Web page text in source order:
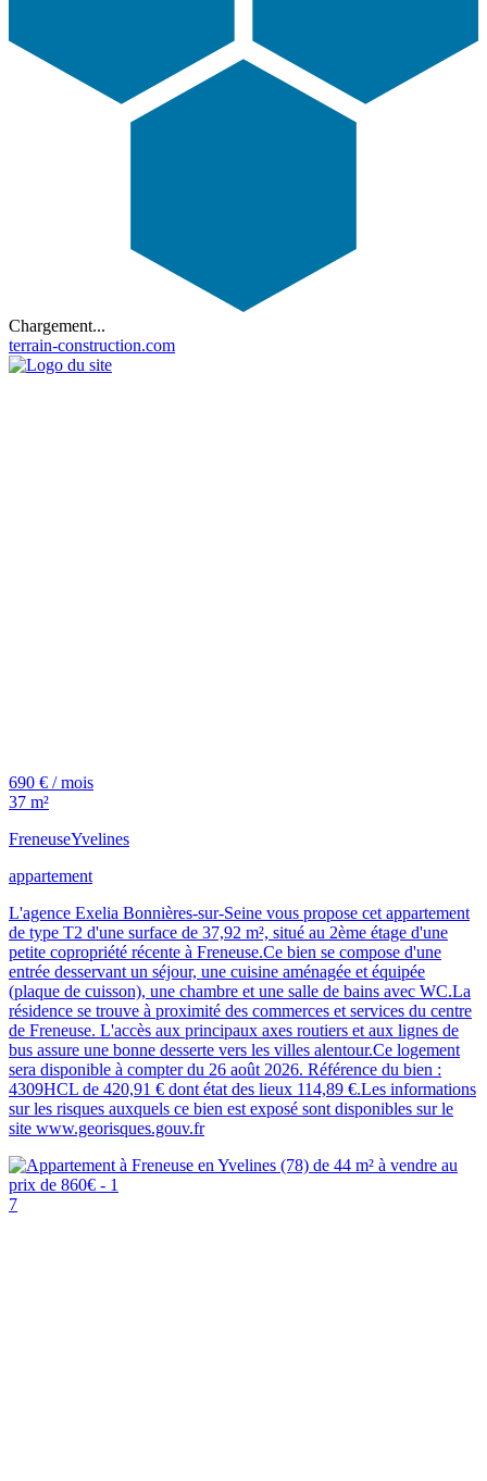
Chargement...
terrain-construction.com
690 € / mois
37 m²
FreneuseYvelines
appartement
L'agence Exelia Bonnières-sur-Seine vous propose cet appartement
de type T2 d'une surface de 37,92 m², situé au 2ème étage d'une
petite copropriété récente à Freneuse.Ce bien se compose d'une
entrée desservant un séjour, une cuisine aménagée et équipée
(plaque de cuisson), une chambre et une salle de bains avec WC.La
résidence se trouve à proximité des commerces et services du centre
de Freneuse. L'accès aux principaux axes routiers et aux lignes de
bus assure une bonne desserte vers les villes alentour.Ce logement
sera disponible à compter du 26 août 2026. Référence du bien :
4309HCL de 420,91 € dont état des lieux 114,89 €.Les informations
sur les risques auxquels ce bien est exposé sont disponibles sur le
site www.georisques.gouv.fr
7